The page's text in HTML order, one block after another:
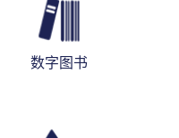
数字图书